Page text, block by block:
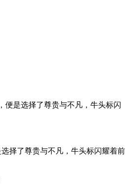
便是选择了尊贵与不凡，牛头标闪
择了尊贵与不凡，牛头标闪耀着前